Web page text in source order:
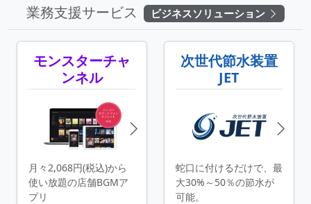
業務支援サービス ビジネスソリューション
モンスターチャ
ンネル
月々2,068円(税込)から
使い放題の店舗BGMア
プリ
次世代節水装置
JET
蛇口に付けるだけで、最
大30%～50％の節水が
可能。